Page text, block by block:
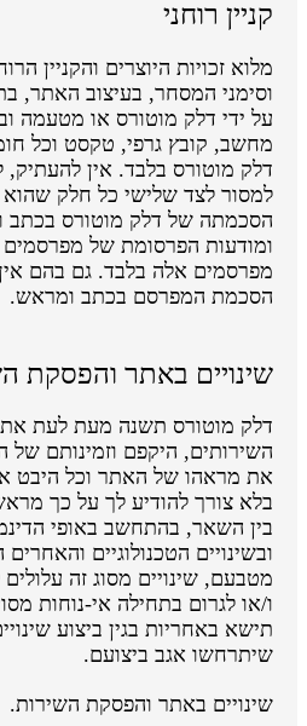
קניין רוחני
מלוא זכויות היוצרים והקניין
וסימני המסחר, בעיצוב האתר,
על ידי דלק מוטורס או מטעמה
מחשב, קובץ גרפי, טקסט וכל
דלק מוטורס בלבד. אין להעתיק,
למסור לצד שלישי כל חלק שהוא
הסכמתה של דלק מוטורס בכתב
ומודעות הפרסומת של מפרסמים
מפרסמים אלה בלבד. גם בהם אין
הסכמת המפרסם בכתב ומראש.
שינויים באתר והפסקת
דלק מוטורס תשנה מעת לעת את
השירותים, היקפם וזמינותם של
את מראהו של האתר וכל היבט
בלא צורך להודיע לך על כך מראש.
בין השאר, בהתחשב באופי
ובשינויים הטכנולוגיים
מטבעם, שינויים מסוג זה עלולים
ו/או לגרום בתחילה אי-נוחות
תישא באחריות בגין ביצוע
שיתרחשו אגב ביצועם.
שינויים באתר והפסקת השירות.